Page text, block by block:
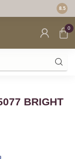
Voor
8.5
0
BRIGHT